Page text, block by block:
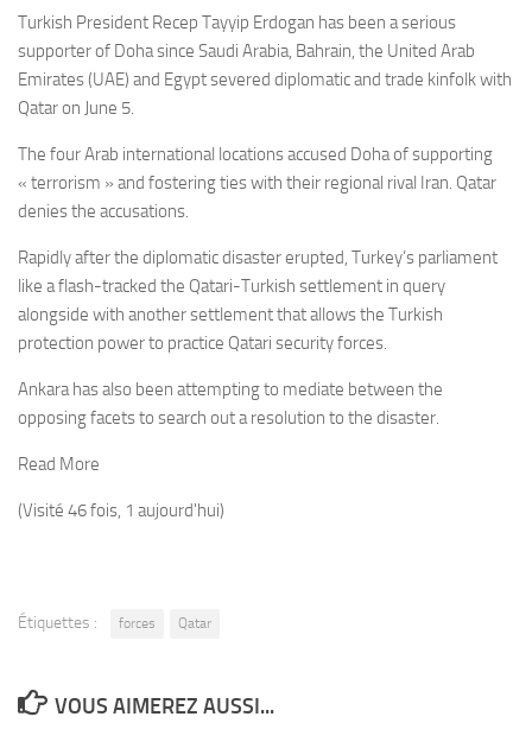
Turkish President Recep Tayyip Erdogan has been a serious
supporter of Doha since Saudi Arabia, Bahrain, the United Arab
Emirates (UAE) and Egypt severed diplomatic and trade kinfolk with
Qatar on June 5.
The four Arab international locations accused Doha of supporting
« terrorism » and fostering ties with their regional rival Iran. Qatar
denies the accusations.
Rapidly after the diplomatic disaster erupted, Turkey’s parliament
like a flash-tracked the Qatari-Turkish settlement in query
alongside with another settlement that allows the Turkish
protection power to practice Qatari security forces.
Ankara has also been attempting to mediate between the
opposing facets to search out a resolution to the disaster.
Read More
(Visité 46 fois, 1 aujourd'hui)
Étiquettes : forces Qatar
VOUS AIMEREZ AUSSI...